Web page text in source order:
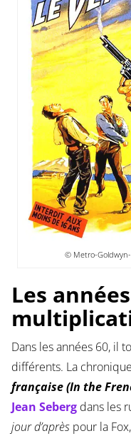
© Metro-Goldwyn-
Les
Dans les années 60, il
différents. La
française (In the
Jean Sebergdans les
jour d’aprèspour la